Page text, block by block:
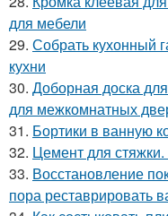
для мебели
29. Собрать кухонный
кухни
30. Доборная доска
для межкомнатных
31. Бортики в ванную
32. Цемент для
33. Восстановление
пора реставрировать